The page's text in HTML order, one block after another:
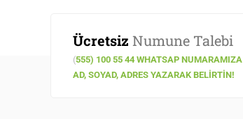
Ücretsiz Numune Talebi
(555) 100 55 44 WHATSAP NUMARAMIZA
AD, SOYAD, ADRES YAZARAK BELIRTIN!